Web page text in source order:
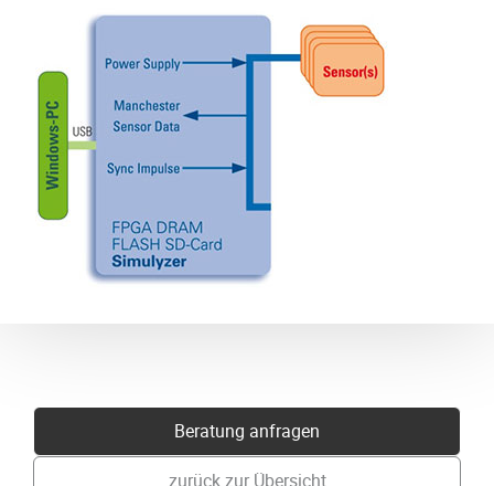
Beratung anfragen
zurück zur Übersicht